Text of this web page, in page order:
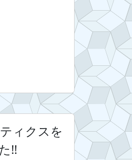
ィクスを
!!